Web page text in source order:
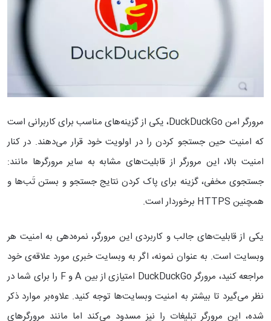
مرورگر امن DuckDuckGo، یکی از گزینه‌های مناسب برای کاربرانی است
که امنیت حین جستجو کردن را در اولویت خود قرار می‌دهند. در کنار
امنیت بالا، این مرورگر از قابلیت‌های مشابه به سایر مرورگرها مانند:
جستجوی مخفی، گزینه برای پاک کردن نتایج جستجو و بستن تَب‌ها و
همچنین HTTPS برخوردار است.
یکی از قابلیت‌های جالب و کاربردی این مرورگر، نمره‌دهی به امنیت هر
وبسایت است. به عنوان نمونه، اگر به وبسایت خبری مورد علاقه‌ی خود
مراجعه کنید، مرورگر DuckDuckGo امتیازی از بین A و F را برای شما در
نظر می‌گیرد تا بیشتر به امنیت وبسایت‌ها توجه کنید. علاوه‌بر موارد ذکر
شده، این مرورگر تبلیغات را نیز مسدود می‌کند اما مانند مرورگرهای